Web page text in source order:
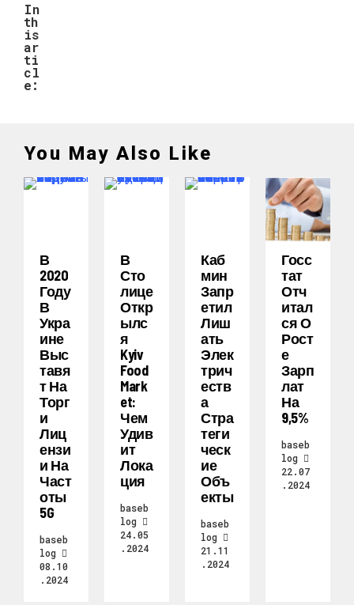
In
th
is
ar
ti
cl
e:
You May Also Like
В
2020
Году
В
Укра
Ине
Выс
Тавя
Т На
Торг
И
Лиц
Ензи
И На
Част
Оты
5G
baseb
log
08.10
.2024
В
Сто
Лице
Откр
Ылс
Я
Kyiv
Food
Mark
Et:
Чем
Удив
Ит
Лока
Ция
baseb
log
24.05
.2024
Каб
Мин
Запр
Етил
Лиш
Ать
Элек
Трич
Еств
А
Стра
Теги
Ческ
Ие
Объ
Екты
baseb
log
21.11
.2024
Госс
Тат
Отч
Итал
Ся О
Рост
Е
Зарп
Лат
На
9,5%
baseb
log
22.07
.2024